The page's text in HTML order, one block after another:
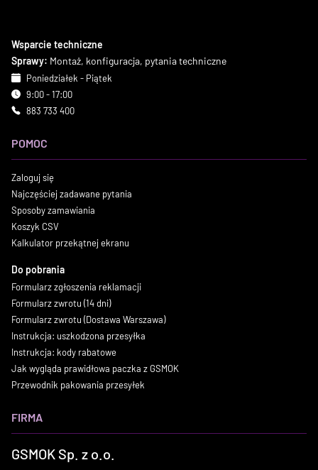
Wsparcie techniczne
Sprawy: Montaż, konfiguracja, pytania techniczne
Poniedziałek - Piątek
9:00 - 17:00
883 733 400
POMOC
Zaloguj się
Najczęściej zadawane pytania
Sposoby zamawiania
Koszyk CSV
Kalkulator przekątnej ekranu
Do pobrania
Formularz zgłoszenia reklamacji
Formularz zwrotu (14 dni)
Formularz zwrotu (Dostawa Warszawa)
Instrukcja: uszkodzona przesyłka
Instrukcja: kody rabatowe
Jak wygląda prawidłowa paczka z GSMOK
Przewodnik pakowania przesyłek
FIRMA
GSMOK Sp. z o.o.